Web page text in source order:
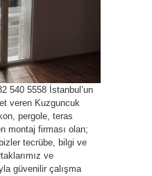
540 5558 İstanbul’un
veren Kuzguncuk
pergole, teras
montaj firması olan;
tecrübe, bilgi ve
ve
güvenilir çalışma